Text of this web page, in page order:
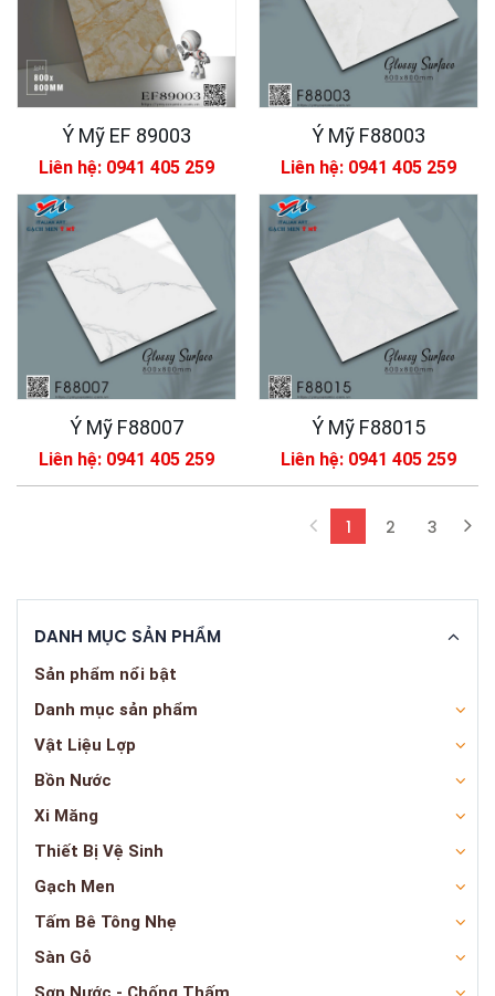
Ý Mỹ EF 89003
Liên hệ: 0941 405 259
Ý Mỹ F88003
Liên hệ: 0941 405 259
Ý Mỹ F88007
Liên hệ: 0941 405 259
Ý Mỹ F88015
Liên hệ: 0941 405 259
1(current)
2 3
DANH MỤC SẢN PHẨM
Sản phẩm nổi bật
Danh mục sản phẩm
Vật Liệu Lợp
Bồn Nước
Xi Măng
Thiết Bị Vệ Sinh
Gạch Men
Tấm Bê Tông Nhẹ
Sàn Gỗ